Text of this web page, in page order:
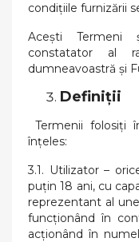
condițiile furnizării
Acești Termeni
constatator al
dumneavoastră și
Definiții
Termenii folosiți
înțeles:
3.1. Utilizator –
puțin 18 ani, cu
reprezentant al
funcționând în
acționând în